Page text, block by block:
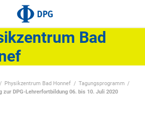
Bad
Physikzentrum Bad Honnef
Tagungsprogramm
zur DPG-Lehrerfortbildung 06. bis 10. Juli 2020